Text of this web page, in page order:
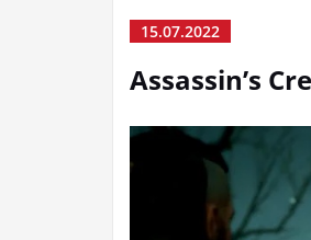
15.07.2022
Assassin’s